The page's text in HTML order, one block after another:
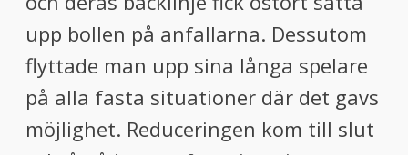
upp bollen på anfallarna. Dessutom
flyttade man upp sina långa spelare
på alla fasta situationer där det gavs
möjlighet. Reduceringen kom till slut